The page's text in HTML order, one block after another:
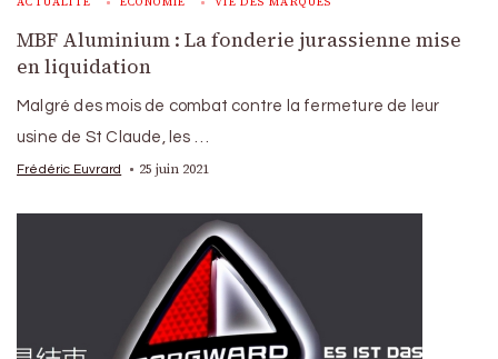
MBF Aluminium : La fonderie jurassienne mise
en liquidation
Malgré des mois de combat contre la fermeture de leur
usine de St Claude, les …
Frédéric Euvrard 25 juin 2021